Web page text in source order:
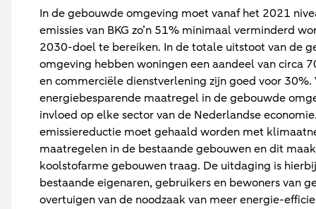
In de gebouwde omgeving moet vanaf het 2021
emissies van BKG zo’n 51% minimaal verminderd
2030-doel te bereiken. In de totale uitstoot van de
omgeving hebben woningen een aandeel van circa
en commerciële dienstverlening zijn goed voor
energiebesparende maatregel in de gebouwde
invloed op elke sector van de Nederlandse
emissiereductie moet gehaald worden met
maatregelen in de bestaande gebouwen en dit
koolstofarme gebouwen traag. De uitdaging is
bestaande eigenaren, gebruikers en bewoners van
overtuigen van de noodzaak van meer energie-